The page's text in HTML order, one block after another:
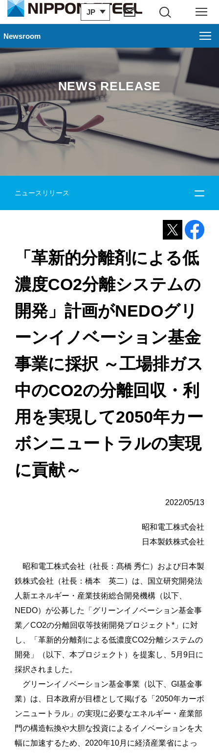
JP
サイト内検索 メニュー
NEWS RELEASE
ニュースリリース
「革新的分離剤による低
濃度CO2分離システムの
開発」計画がNEDOグリ
ーンイノベーション基金
事業に採択 ～工場排ガス
中のCO2の分離回収・利
用を実現して2050年カー
ボンニュートラルの実現
に貢献～
2022/05/13
昭和電工株式会社
日本製鉄株式会社
昭和電工株式会社（社長：髙橋 秀仁）および日本製
鉄株式会社（社長：橋本 英二）は、国立研究開発法
人新エネルギー・産業技術総合開発機構（以下、
NEDO）が公募した「グリーンイノベーション基金事
業／CO2の分離回収等技術開発プロジェクト*」に対
し、「革新的分離剤による低濃度CO2分離システムの
開発」（以下、本プロジェクト）を提案し、5月9日に
採択されました。
グリーンイノベーション基金事業（以下、GI基金事
業）は、日本政府が目標として掲げる「2050年カーボ
ンニュートラル」の実現に必要なエネルギー・産業部
門の構造転換や大胆な投資によるイノベーションを大
幅に加速するため、2020年10月に経済産業省によっ
Newsroom